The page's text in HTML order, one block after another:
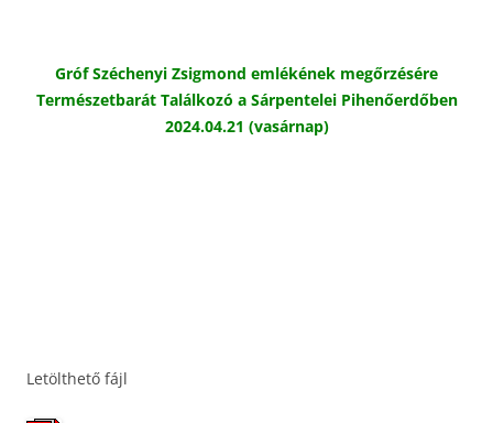
Gróf Széchenyi Zsigmond emlékének megőrzésére
Természetbarát Találkozó a Sárpentelei Pihenőerdőben
2024.04.21 (vasárnap)
Letölthető fájl